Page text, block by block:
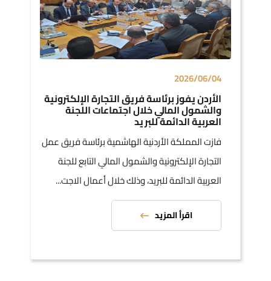
2026/06/04
الأردن يفوز برئاسة فريق التجارة الإلكترونية
والشمول المالي خلال اجتماعات اللجنة
العربية الدائمة للبريد
فازت المملكة الأردنية الهاشمية برئاسة فريق عمل
التجارة الإلكترونية والشمول المالي التابع للجنة
العربية الدائمة للبريد، وذلك خلال أعمال الاجت...
اقرأ المزيد